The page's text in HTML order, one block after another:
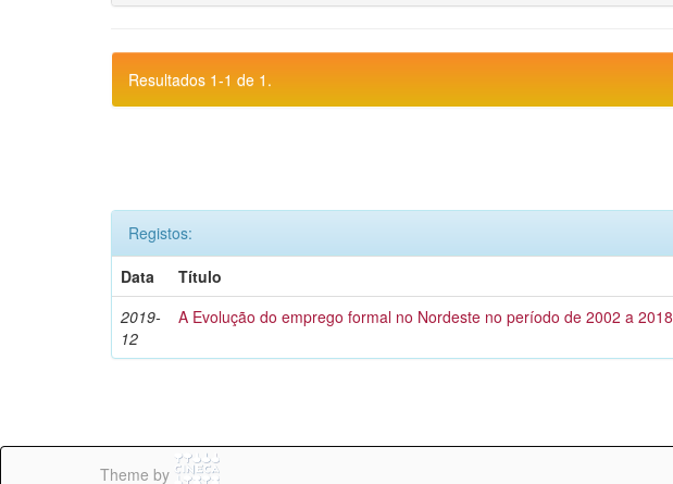
Resultados 1-1 de 1.
Registos:
Data
Título
2019-
12
A Evolução do emprego formal no Nordeste no período de 2002 a 2018
Theme by